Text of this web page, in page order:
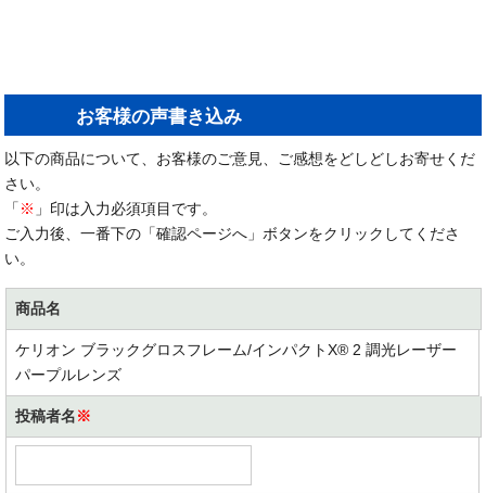
お客様の声書き込み
以下の商品について、お客様のご意見、ご感想をどしどしお寄せくだ
さい。
「 ※ 」印は入力必須項目です。
ご入力後、一番下の「確認ページへ」ボタンをクリックしてくださ
い。
商品名
ケリオン ブラックグロスフレーム/インパクトX® 2 調光レーザー
パープルレンズ
投稿者名※